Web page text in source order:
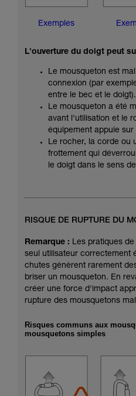
Exemples
L'ouverture du doigt peut
Le mousqueton est
connexion (par
entre le bec et le doigt).
Le mousqueton a été
avant l'utilisation et le
équipement appuie sur
Le rocher, la corde ou
frottement qui
le doigt dans le sens
RISQUE DE RUPTURE DU
Remarque : Les pratiques
seul utilisateur correctement
chutes génèrent rarement
briser un mousqueton. En
créer une force d'impact
rupture des mousquetons
Risques communs aux
mousquetons simples